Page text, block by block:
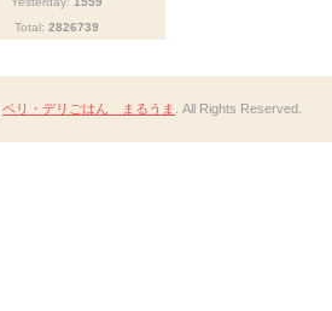
Total: 2826739
ベリ・デリごはん まるうま . All Rights Reserved.